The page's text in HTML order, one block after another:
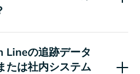
の追跡データ
たは社内システム